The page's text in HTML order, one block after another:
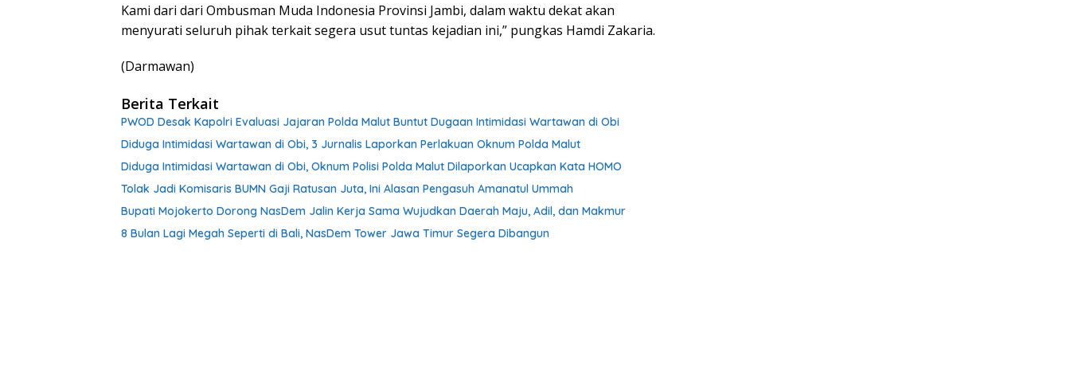
Kami dari dari Ombusman Muda Indonesia Provinsi Jambi, dalam waktu dekat akan
menyurati seluruh pihak terkait segera usut tuntas kejadian ini,” pungkas Hamdi Zakaria.
(Darmawan)
Berita Terkait
PWOD Desak Kapolri Evaluasi Jajaran Polda Malut Buntut Dugaan Intimidasi Wartawan di Obi
Diduga Intimidasi Wartawan di Obi, 3 Jurnalis Laporkan Perlakuan Oknum Polda Malut
Diduga Intimidasi Wartawan di Obi, Oknum Polisi Polda Malut Dilaporkan Ucapkan Kata HOMO
Tolak Jadi Komisaris BUMN Gaji Ratusan Juta, Ini Alasan Pengasuh Amanatul Ummah
Bupati Mojokerto Dorong NasDem Jalin Kerja Sama Wujudkan Daerah Maju, Adil, dan Makmur
8 Bulan Lagi Megah Seperti di Bali, NasDem Tower Jawa Timur Segera Dibangun